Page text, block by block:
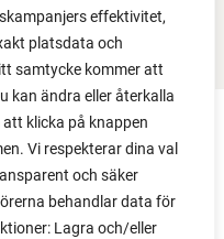
effektivitet,
platsdata och
samtycke kommer att
kan ändra eller återkalla
klicka på knappen
Vi respekterar dina val
och säker
behandlar data för
Lagra och/eller